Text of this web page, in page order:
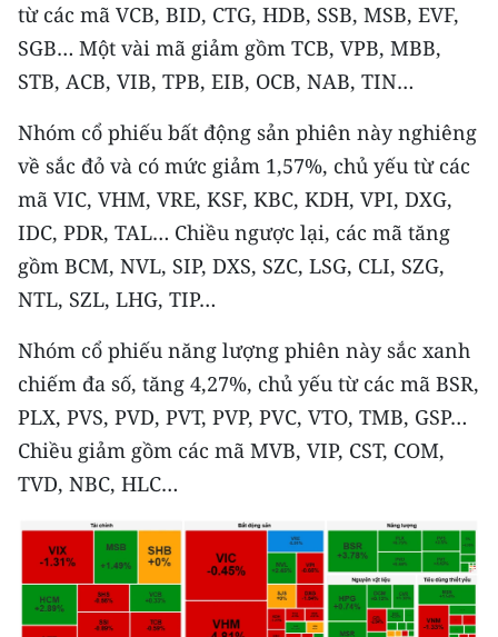
Nguyên
Đông Nam Bộ
Chuyên trang Hà Nội
Chuyên trang TP. Hồ Chí Minh
CHUYÊN ĐỀ
CÁC CHUYÊN TRANG
VỀ BÁO NHÂN DÂN
THỜI NAY
NHÂN DÂN CUỐI TUẦN
NHÂN DÂN HẰNG THÁNG
MUA BÁO
từ các mã VCB, BID, CTG, HDB, SSB, MSB, EVF,
SGB… Một vài mã giảm gồm TCB, VPB, MBB,
STB, ACB, VIB, TPB, EIB, OCB, NAB, TIN…
Nhóm cổ phiếu bất động sản phiên này nghiêng
về sắc đỏ và có mức giảm 1,57%, chủ yếu từ các
mã VIC, VHM, VRE, KSF, KBC, KDH, VPI, DXG,
IDC, PDR, TAL… Chiều ngược lại, các mã tăng
gồm BCM, NVL, SIP, DXS, SZC, LSG, CLI, SZG,
NTL, SZL, LHG, TIP…
Nhóm cổ phiếu năng lượng phiên này sắc xanh
chiếm đa số, tăng 4,27%, chủ yếu từ các mã BSR,
PLX, PVS, PVD, PVT, PVP, PVC, VTO, TMB, GSP…
Chiều giảm gồm các mã MVB, VIP, CST, COM,
TVD, NBC, HLC…